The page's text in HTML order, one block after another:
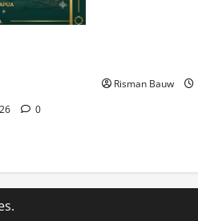
0
Risman Bauw